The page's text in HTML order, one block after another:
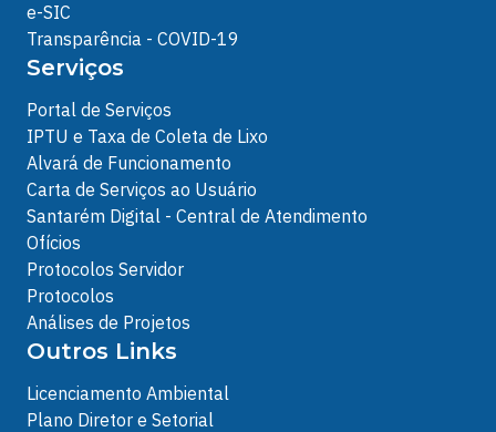
e-SIC
Transparência - COVID-19
Serviços
Portal de Serviços
IPTU e Taxa de Coleta de Lixo
Alvará de Funcionamento
Carta de Serviços ao Usuário
Santarém Digital - Central de Atendimento
Ofícios
Protocolos Servidor
Protocolos
Análises de Projetos
Outros Links
Licenciamento Ambiental
Plano Diretor e Setorial